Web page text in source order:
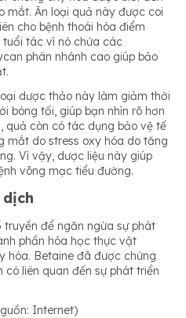
mắt. Ăn loại quả này được coi
cho bệnh thoái hóa điểm
tác vì nó chứa các
phân nhánh cao giúp bảo
dược thảo này làm giảm thời
bóng tối, giúp bạn nhìn rõ hơn
quả còn có tác dụng bảo vệ tế
mắt do stress oxy hóa do tăng
Vì vậy, dược liệu này giúp
võng mạc tiểu đường.
để ngăn ngừa sự phát
phần hóa học thực vật
hóa. Betaine đã được chứng
liên quan đến sự phát triển
Internet)